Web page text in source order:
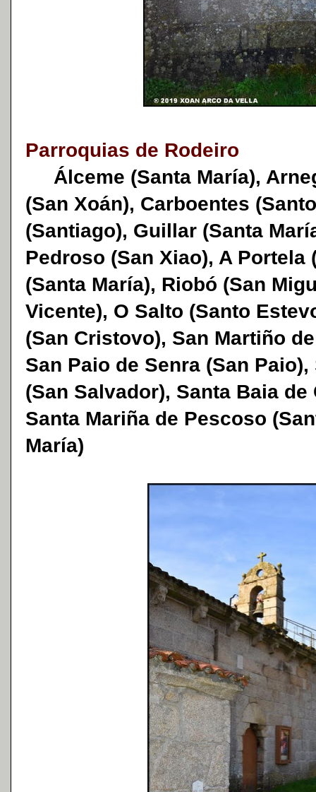
Parroquias de Rodeiro
Álceme (Santa María),
(San Xoán), Carboentes
(Santiago), Guillar (Santa
Pedroso (San Xiao), A Portela
(Santa María), Riobó (San
Vicente), O Salto (Santo
(San Cristovo), San Martiño
San Paio de Senra (San
(San Salvador), Santa Baia de
Santa Mariña de Pescoso
María)